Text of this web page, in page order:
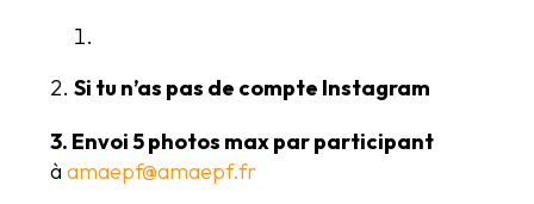
2. Si tu n’as pas de compte Instagram
3. Envoi 5 photos max par participant
à amaepf@amaepf.fr